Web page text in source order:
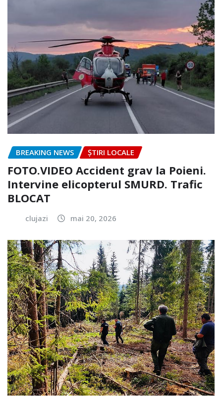
BREAKING NEWS ȘTIRI LOCALE
FOTO.VIDEO Accident grav la Poieni.
Intervine elicopterul SMURD. Trafic
BLOCAT
clujazi mai 20, 2026